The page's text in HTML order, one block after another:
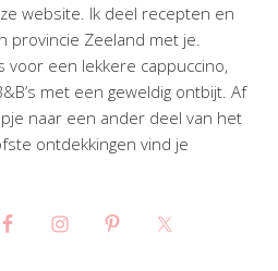
website. Ik deel recepten en
provincie Zeeland met je.
voor een lekkere cappuccino,
met een geweldig ontbijt. Af
naar een ander deel van het
ontdekkingen vind je